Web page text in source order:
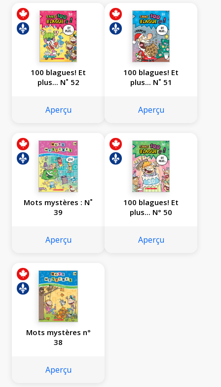
100 blagues! Et
plus... N˚ 52
Aperçu
100 blagues! Et
plus... N˚ 51
Aperçu
Mots mystères : N˚
39
Aperçu
100 blagues! Et
plus... N° 50
Aperçu
Mots mystères n°
38
Aperçu